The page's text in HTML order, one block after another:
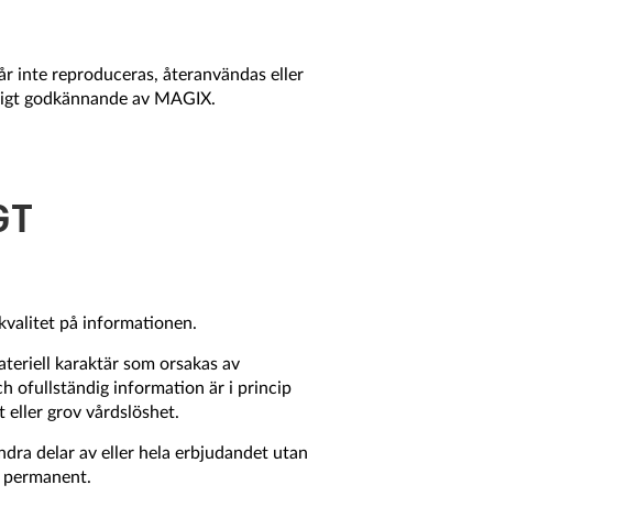
inte reproduceras, återanvändas eller
godkännande av MAGIX.
på informationen.
karaktär som orsakas av
ofullständig information är i princip
eller grov vårdslöshet.
delar av eller hela erbjudandet utan